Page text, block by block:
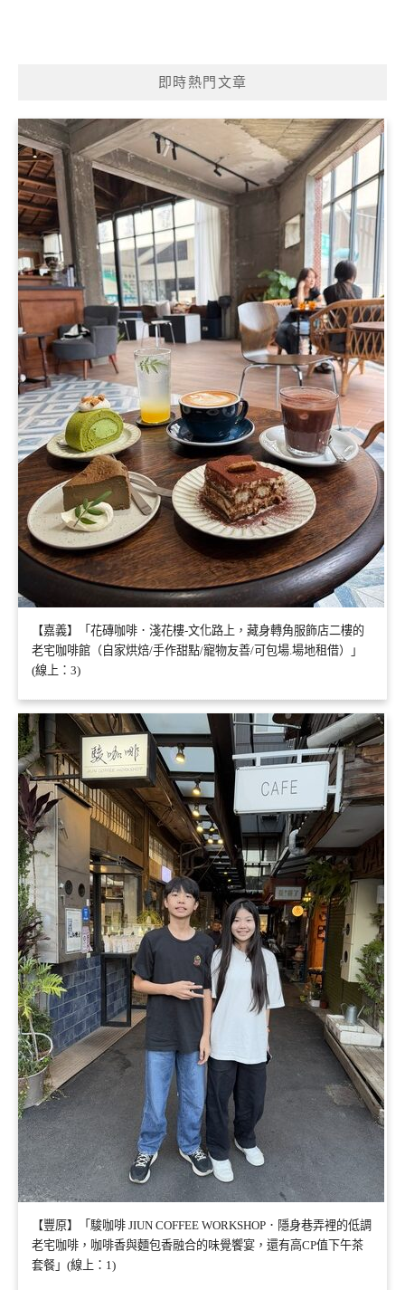
即時熱門文章
【嘉義】「花磚咖啡．淺花樓-文化路上，藏身轉角服飾店二樓的
老宅咖啡館（自家烘焙/手作甜點/寵物友善/可包場.場地租借）」
(線上：3)
【豐原】「駿咖啡 JIUN COFFEE WORKSHOP．隱身巷弄裡的低調
老宅咖啡，咖啡香與麵包香融合的味覺饗宴，還有高CP值下午茶
套餐」(線上：1)